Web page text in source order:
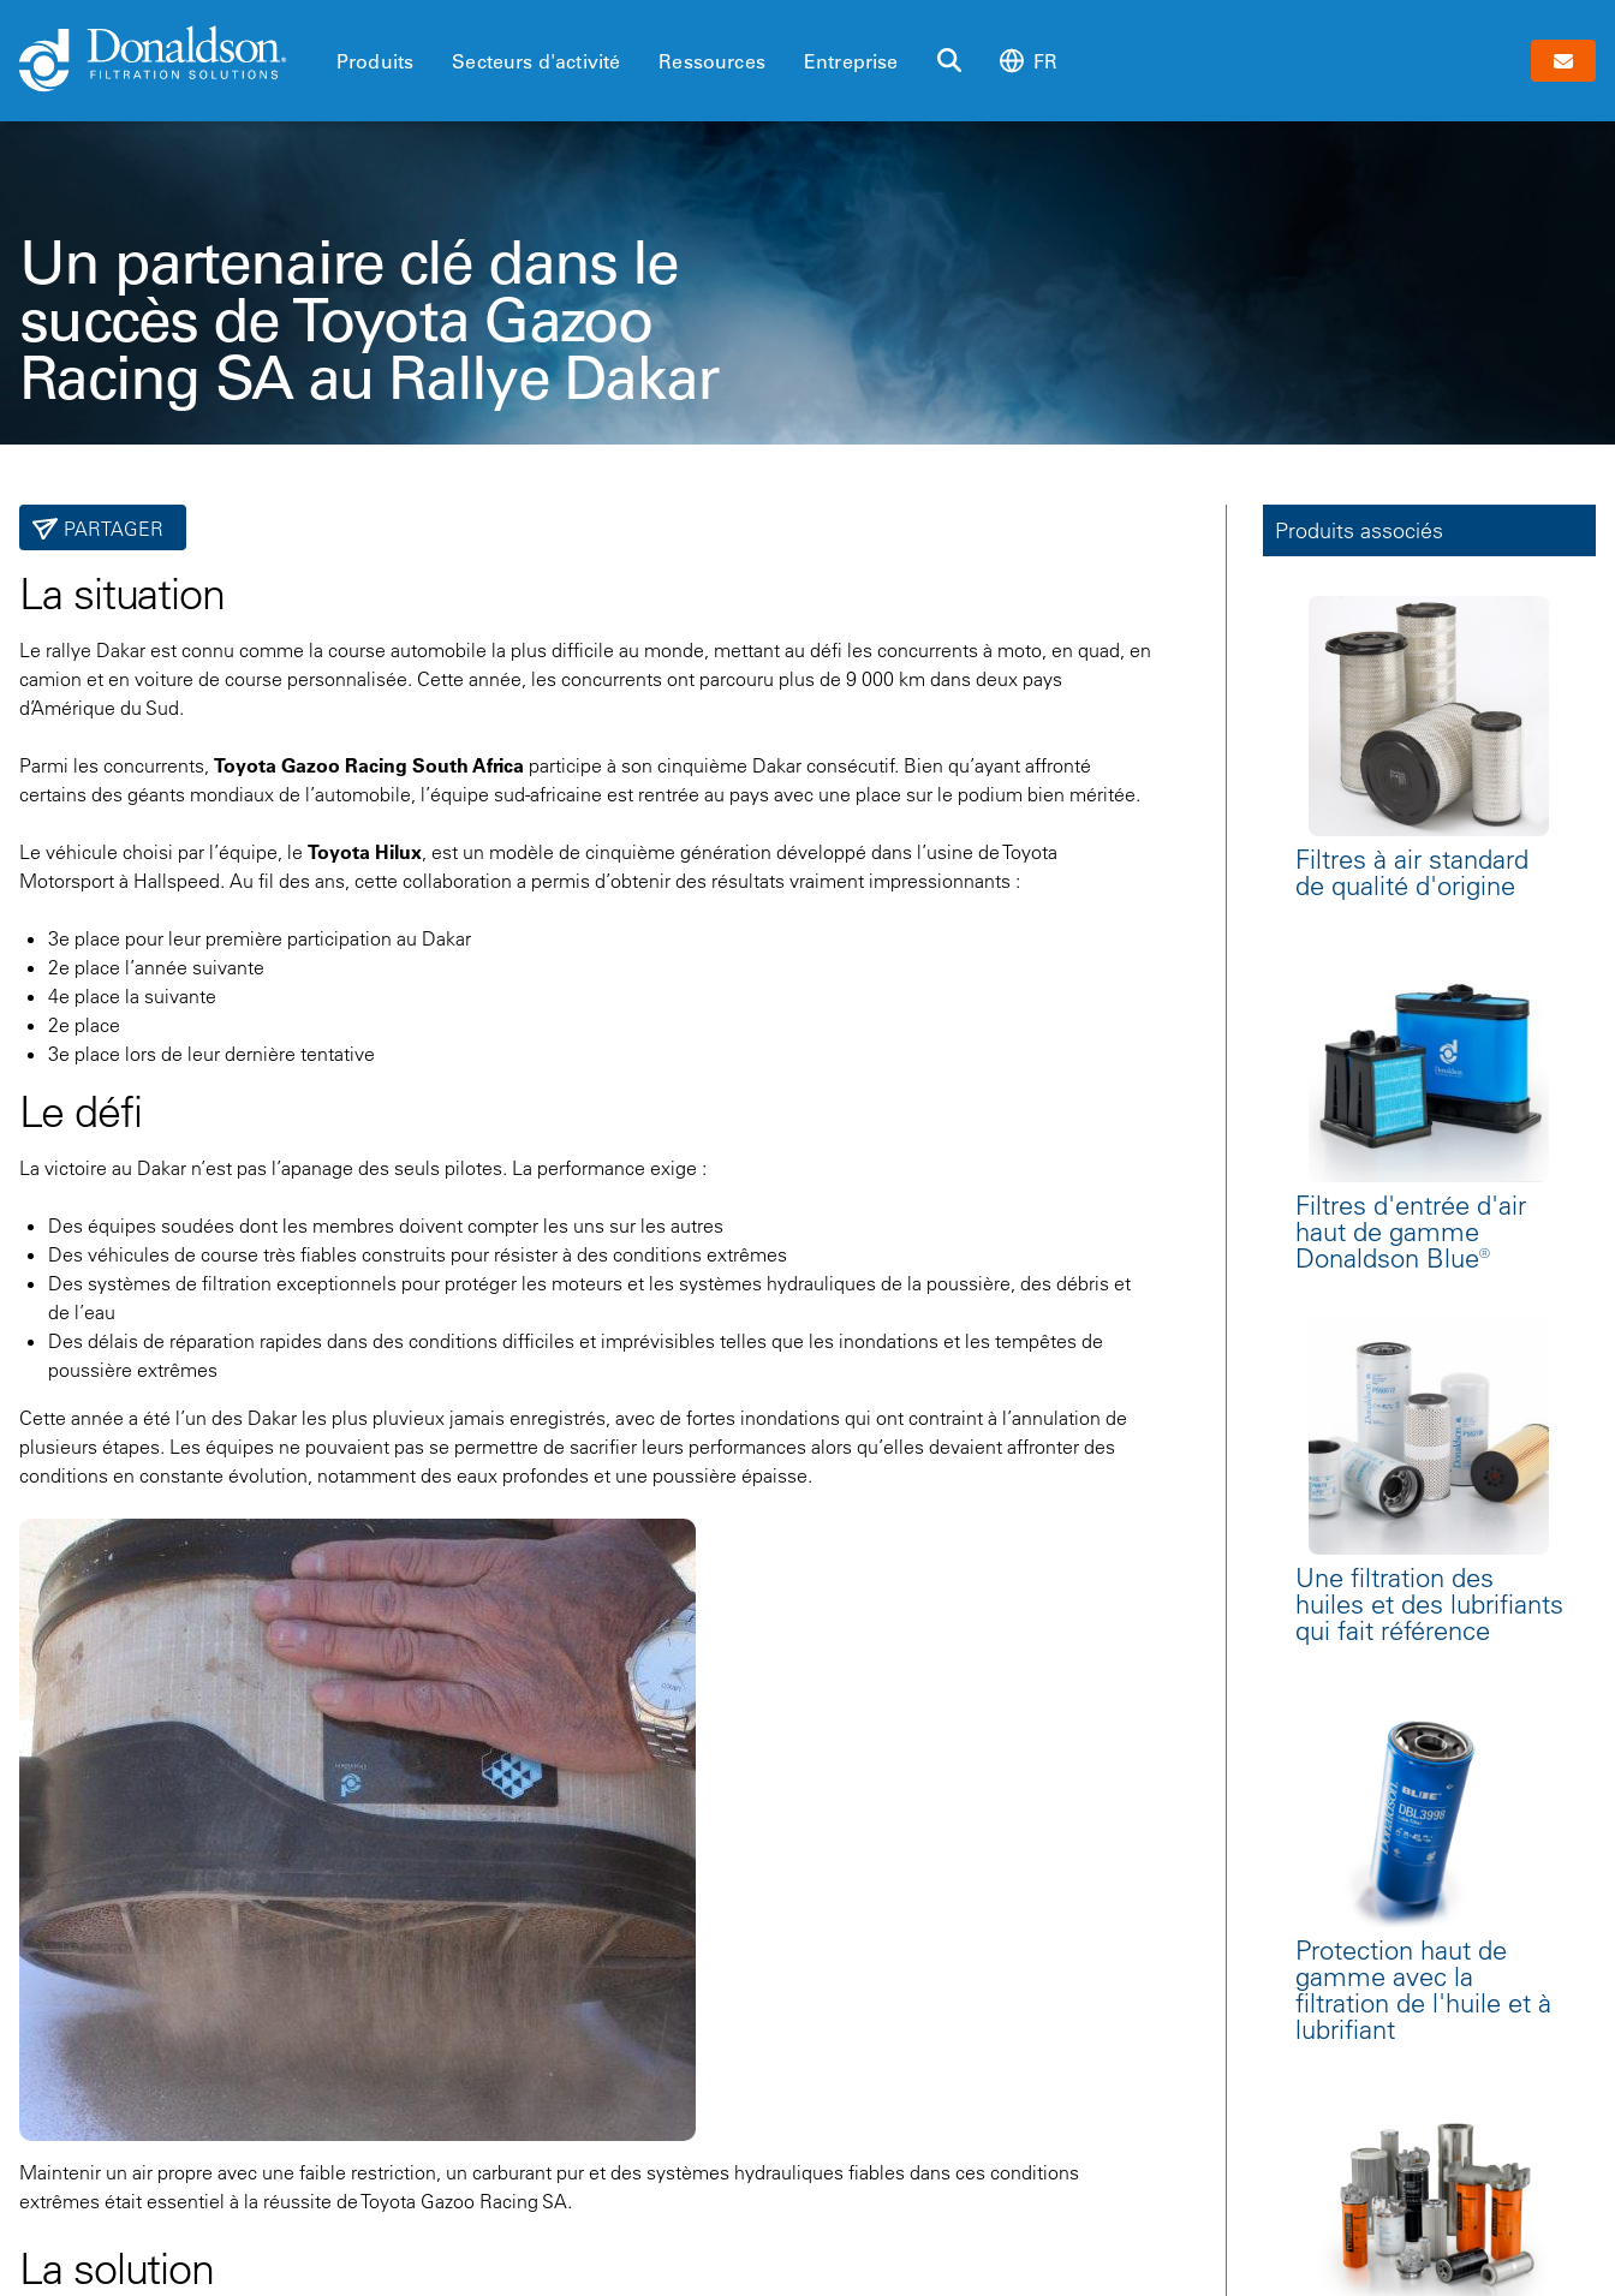
Produits Secteurs d'activité Ressources Entreprise FR
Un partenaire clé dans le
succès de Toyota Gazoo
Racing SA au Rallye Dakar
PARTAGER
La situation
Le rallye Dakar est connu comme la course automobile la plus difficile au monde, mettant au défi les concurrents à moto, en quad, en
camion et en voiture de course personnalisée. Cette année, les concurrents ont parcouru plus de 9 000 km dans deux pays
d’Amérique du Sud.
Parmi les concurrents, Toyota Gazoo Racing South Africa participe à son cinquième Dakar consécutif. Bien qu’ayant affronté
certains des géants mondiaux de l’automobile, l’équipe sud-africaine est rentrée au pays avec une place sur le podium bien méritée.
Le véhicule choisi par l’équipe, le Toyota Hilux , est un modèle de cinquième génération développé dans l’usine de Toyota
Motorsport à Hallspeed. Au fil des ans, cette collaboration a permis d’obtenir des résultats vraiment impressionnants :
3e place pour leur première participation au Dakar
2e place l’année suivante
4e place la suivante
2e place
3e place lors de leur dernière tentative
Le défi
La victoire au Dakar n’est pas l’apanage des seuls pilotes. La performance exige :
Des équipes soudées dont les membres doivent compter les uns sur les autres
Des véhicules de course très fiables construits pour résister à des conditions extrêmes
Des systèmes de filtration exceptionnels pour protéger les moteurs et les systèmes hydrauliques de la poussière, des débris et
de l’eau
Des délais de réparation rapides dans des conditions difficiles et imprévisibles telles que les inondations et les tempêtes de
poussière extrêmes
Cette année a été l’un des Dakar les plus pluvieux jamais enregistrés, avec de fortes inondations qui ont contraint à l’annulation de
plusieurs étapes. Les équipes ne pouvaient pas se permettre de sacrifier leurs performances alors qu’elles devaient affronter des
conditions en constante évolution, notamment des eaux profondes et une poussière épaisse.
Maintenir un air propre avec une faible restriction, un carburant pur et des systèmes hydrauliques fiables dans ces conditions
extrêmes était essentiel à la réussite de Toyota Gazoo Racing SA.
La solution
Produits associés
Filtres à air standard
de qualité d'origine
Filtres d'entrée d'air
haut de gamme
Donaldson Blue®
Une filtration des
huiles et des lubrifiants
qui fait référence
Protection haut de
gamme avec la
filtration de l'huile et à
lubrifiant